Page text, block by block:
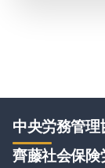
中央労務管理
齊藤社会保